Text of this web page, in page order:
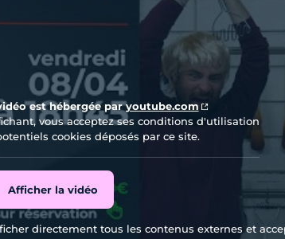
est hébergée paryoutube.com
vous acceptez ses conditions d'utilisation
cookies déposés par ce site.
Afficher la vidéo
directement tous les contenus externes et